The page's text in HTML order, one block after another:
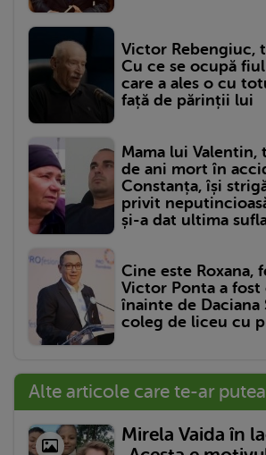
Victor Rebengiuc,
Cu ce se ocupă
care a ales o cu
față de părinții lui
Mama lui Valentin,
de ani mort în
Constanța, își
privit
și-a dat ultima
Cine este Roxana,
Victor Ponta a fost
înainte de Daciana
coleg de liceu cu
Alte articole care te-ar
Mirela Vaida în